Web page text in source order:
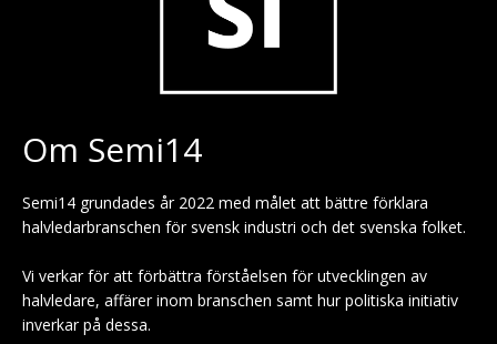
Om Semi14
Semi14 grundades år 2022 med målet att bättre förklara
halvledarbranschen för svensk industri och det svenska folket.
Vi verkar för att förbättra förståelsen för utvecklingen av
halvledare, affärer inom branschen samt hur politiska initiativ
inverkar på dessa.